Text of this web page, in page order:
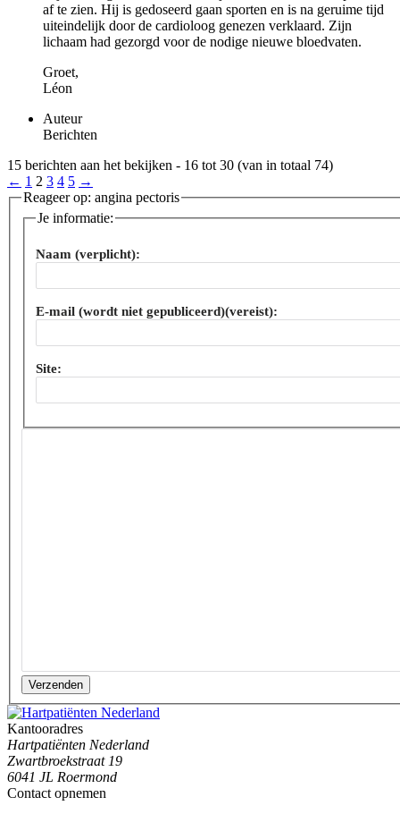
af te zien. Hij is gedoseerd gaan sporten en is na geruime tijd
uiteindelijk door de cardioloog genezen verklaard. Zijn
lichaam had gezorgd voor de nodige nieuwe bloedvaten.
Groet,
Léon
Auteur
Berichten
15 berichten aan het bekijken - 16 tot 30 (van in totaal 74)
← 1 2 3 4 5 →
Reageer op: angina pectoris
Je informatie:
Naam (verplicht):
E-mail (wordt niet gepubliceerd)(vereist):
Site:
Verzenden
Kantooradres
Hartpatiënten Nederland
Zwartbroekstraat 19
6041 JL Roermond
Contact opnemen